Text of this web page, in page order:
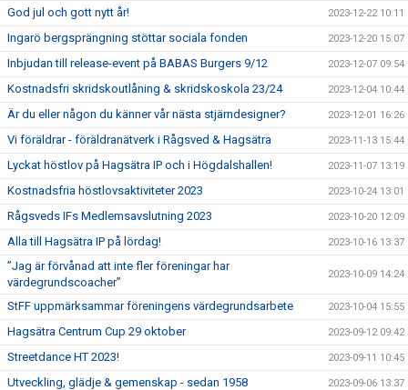
God jul och gott nytt år! 2023-12-22 10:11
Ingarö bergsprängning stöttar sociala fonden 2023-12-20 15:07
Inbjudan till release-event på BABAS Burgers 9/12 2023-12-07 09:54
Kostnadsfri skridskoutlåning & skridskoskola 23/24 2023-12-04 10:44
Är du eller någon du känner vår nästa stjärndesigner? 2023-12-01 16:26
Vi föräldrar - föräldranätverk i Rågsved & Hagsätra 2023-11-13 15:44
Lyckat höstlov på Hagsätra IP och i Högdalshallen! 2023-11-07 13:19
Kostnadsfria höstlovsaktiviteter 2023 2023-10-24 13:01
Rågsveds IFs Medlemsavslutning 2023 2023-10-20 12:09
Alla till Hagsätra IP på lördag! 2023-10-16 13:37
”Jag är förvånad att inte fler föreningar har
värdegrundscoacher”
2023-10-09 14:24
StFF uppmärksammar föreningens värdegrundsarbete 2023-10-04 15:55
Hagsätra Centrum Cup 29 oktober 2023-09-12 09:42
Streetdance HT 2023! 2023-09-11 10:45
Utveckling, glädje & gemenskap - sedan 1958 2023-09-06 13:37